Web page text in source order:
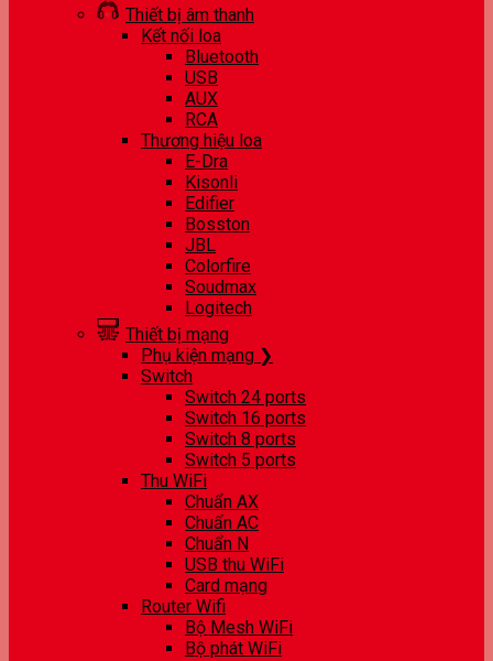
Thiết bị âm thanh
Kết nối loa
Bluetooth
USB
AUX
RCA
Thương hiệu loa
E-Dra
Kisonli
Edifier
Bosston
JBL
Colorfire
Soudmax
Logitech
Thiết bị mạng
Phụ kiện mạng ❯
Switch
Switch 24 ports
Switch 16 ports
Switch 8 ports
Switch 5 ports
Thu WiFi
Chuẩn AX
Chuẩn AC
Chuẩn N
USB thu WiFi
Card mạng
Router Wifi
Bộ Mesh WiFi
Bộ phát WiFi